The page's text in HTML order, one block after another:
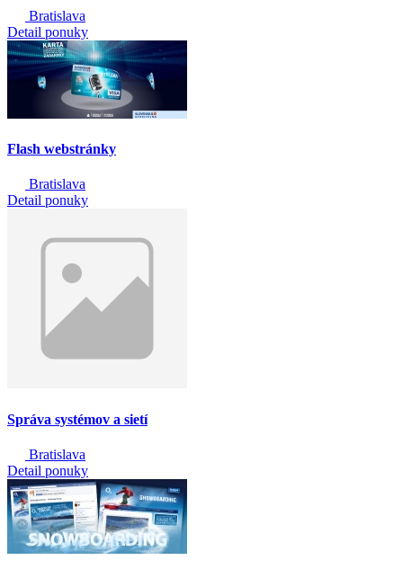
Bratislava
Detail ponuky
Flash webstránky
Bratislava
Detail ponuky
Správa systémov a sietí
Bratislava
Detail ponuky